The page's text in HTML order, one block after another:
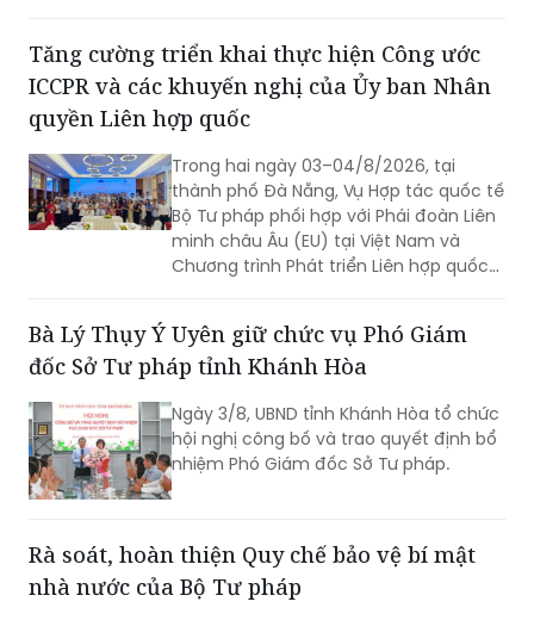
Tăng cường triển khai thực hiện Công ước
ICCPR và các khuyến nghị của Ủy ban Nhân
quyền Liên hợp quốc
Trong hai ngày 03–04/8/2026, tại
thành phố Đà Nẵng, Vụ Hợp tác quốc tế
Bộ Tư pháp phối hợp với Phái đoàn Liên
minh châu Âu (EU) tại Việt Nam và
Chương trình Phát triển Liên hợp quốc
ban Nhân quyền Liên hợp quốc đối với
Báo cáo định kỳ lần thứ tư của Việt
các quyền dân sự và chính trị (ICCPR)
và Hội nghị tập huấn về thực hiện Công
ước ICCPR. Đây là chuỗi hoạt động
Việt Nam giai đoạn II” (EU JULE II), góp
phần nâng cao năng lực của các cơ
quan, tổ chức trong việc thực hiện các
Bà Lý Thụy Ý Uyên giữ chức vụ Phó Giám
đốc Sở Tư pháp tỉnh Khánh Hòa
Ngày 3/8, UBND tỉnh Khánh Hòa tổ chức
hội nghị công bố và trao quyết định bổ
nhiệm Phó Giám đốc Sở Tư pháp.
Rà soát, hoàn thiện Quy chế bảo vệ bí mật
nhà nước của Bộ Tư pháp